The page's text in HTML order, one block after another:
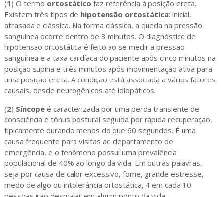
(1) O termo ortostático faz referência à posição ereta.
Existem três tipos de hipotensão ortostática: inicial,
atrasada e clássica. Na forma clássica, a queda na pressão
sanguínea ocorre dentro de 3 minutos. O diagnóstico de
hipotensão ortostática é feito ao se medir a pressão
sanguínea e a taxa cardíaca do paciente após cinco minutos na
posição supina e três minutos após movimentação ativa para
uma posição ereta. A condição está associada a vários fatores
causais, desde neurogênicos até idiopáticos.
(2) Síncopeé caracterizada por uma perda transiente de
consciência e tônus postural seguida por rápida recuperação,
tipicamente durando menos do que 60 segundos. É uma
causa frequente para visitas ao departamento de
emergência, e o fenômeno possui uma prevalência
populacional de 40% ao longo da vida. Em outras palavras,
seja por causa de calor excessivo, fome, grande estresse,
medo de algo ou intolerância ortostática, 4 em cada 10